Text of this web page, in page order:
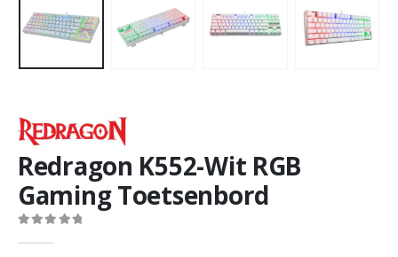
Redragon K552-Wit RGB
Gaming Toetsenbord